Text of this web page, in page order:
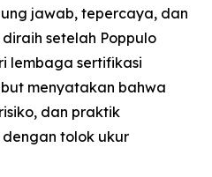
jawab, tepercaya, dan
setelah Poppulo
lembaga sertifikasi
menyatakan bahwa
dan praktik
tolok ukur